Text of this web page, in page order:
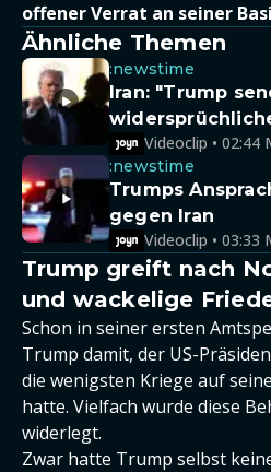
offener Verrat an seiner
Ähnliche Themen
:newstime
Iran: "Trump
Videoclip • 02:44
:newstime
Trumps
gegen Iran
Videoclip • 03:33
Trump greift nach
und wackelige
Schon in seiner ersten
Trump damit, der US-
die wenigsten Kriege auf
hatte. Vielfach wurde diese
widerlegt.
Zwar hatte Trump selbst